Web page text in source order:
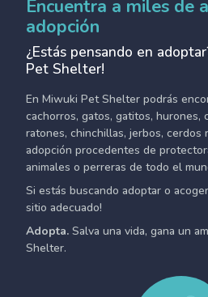
Encuentra a miles de
adopción
¿Estás pensando en
Pet Shelter!
En Miwuki Pet Shelter podrás
cachorros, gatos, gatitos, hurones,
ratones, chinchillas, jerbos, cerdos
adopción procedentes de
animales o perreras de todo el
Si estás buscando adoptar o
sitio adecuado!
Adopta. Salva una vida, gana un
Shelter.